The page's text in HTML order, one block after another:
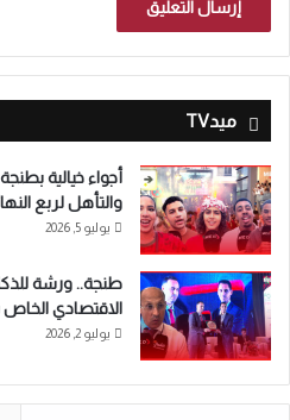
ميدTV
أجواء خيالية
والتأهل لربع
يوليو 5, 2026
طنجة.. ورشة
الاقتصادي
يوليو 2, 2026